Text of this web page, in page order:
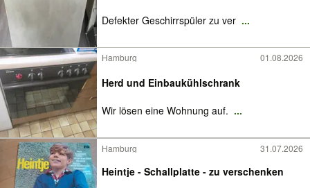
Defekter Geschirrspüler zu ver ...
Hamburg 01.08.2026
Herd und Einbaukühlschrank
Wir lösen eine Wohnung auf. ...
Hamburg 31.07.2026
Heintje - Schallplatte - zu verschenken